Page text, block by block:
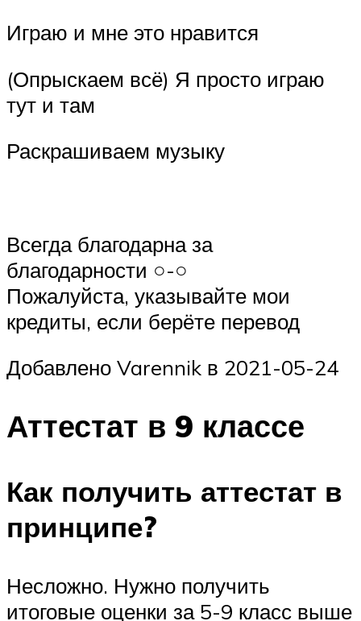
Играю и мне это нравится
(Опрыскаем всё) Я просто играю
тут и там
Раскрашиваем музыку
Всегда благодарна за
благодарности ○-○
Пожалуйста, указывайте мои
кредиты, если берёте перевод
Добавлено Varennik в 2021-05-24
Аттестат в 9 классе
Как получить аттестат в
принципе?
Несложно. Нужно получить
итоговые оценки за 5-9 класс выше